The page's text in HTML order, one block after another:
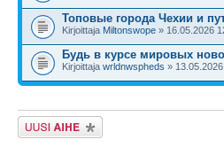
Топовые города Чехии и
Kirjoittaja Miltonswope » 16.05.2026
Будь в курсе мировых
Kirjoittaja wrldnwspheds »
Lähetä uusi viesti